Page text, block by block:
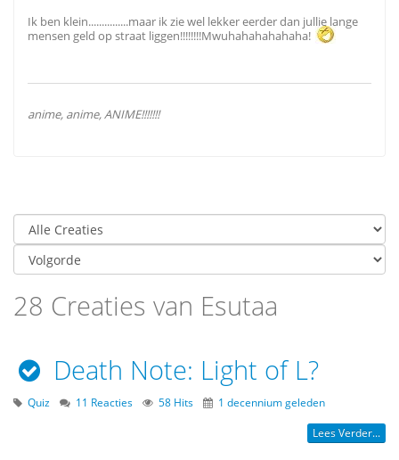
Ik ben klein...............maar ik zie wel lekker eerder dan jullie lange
mensen geld op straat liggen!!!!!!!!Mwuhahahahahaha!
anime, anime, ANIME!!!!!!!
28 Creaties van Esutaa
Death Note: Light of L?
Quiz 11 Reacties 58 Hits 1 decennium geleden
Lees Verder...